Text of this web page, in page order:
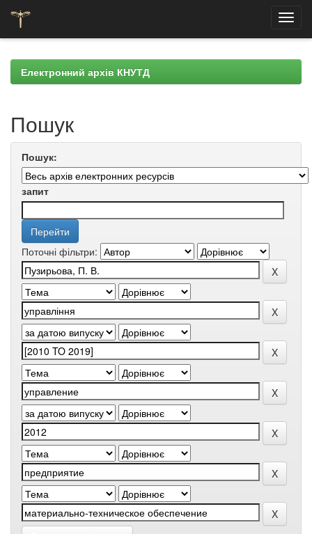
navigationЕлектронний архів КНУТД
Пошук
Пошук:
запит
Поточні фільтри: